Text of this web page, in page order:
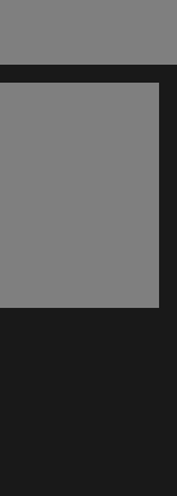
ventana)
ventana)